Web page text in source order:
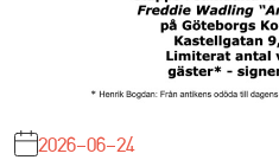
2026-06-24